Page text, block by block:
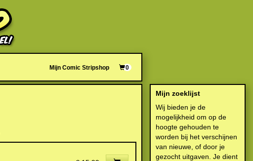
Mijn Comic Stripshop 0
Mijn zoeklijst
Wij bieden je de
mogelijkheid om op de
hoogte gehouden te
worden bij het verschijnen
van nieuwe, of door je
gezocht uitgaven. Je dient